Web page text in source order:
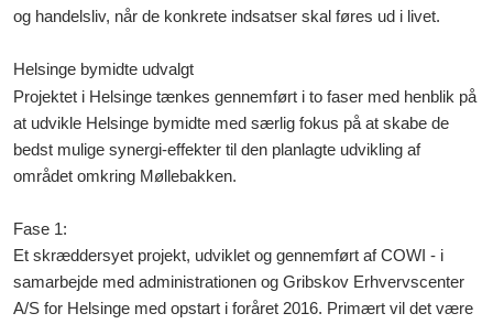
og handelsliv, når de konkrete indsatser skal føres ud i livet.
Helsinge bymidte udvalgt
Projektet i Helsinge tænkes gennemført i to faser med henblik på
at udvikle Helsinge bymidte med særlig fokus på at skabe de
bedst mulige synergi-effekter til den planlagte udvikling af
området omkring Møllebakken.
Fase 1:
Et skræddersyet projekt, udviklet og gennemført af COWI - i
samarbejde med administrationen og Gribskov Erhvervscenter
A/S for Helsinge med opstart i foråret 2016. Primært vil det være